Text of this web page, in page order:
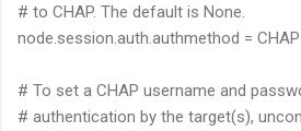
# to CHAP. The default is None.
node.session.auth.authmethod = CHAP
# To set a CHAP username and
# authentication by the target(s),